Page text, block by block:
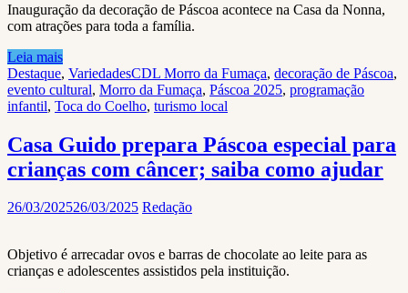
Inauguração da decoração de Páscoa acontece na Casa da Nonna,
com atrações para toda a família.
Leia mais
Destaque, VariedadesCDL Morro da Fumaça, decoração de Páscoa,
evento cultural, Morro da Fumaça, Páscoa 2025, programação
infantil, Toca do Coelho, turismo local
Casa Guido prepara Páscoa especial para
crianças com câncer; saiba como ajudar
26/03/202526/03/2025 Redação
Objetivo é arrecadar ovos e barras de chocolate ao leite para as
crianças e adolescentes assistidos pela instituição.